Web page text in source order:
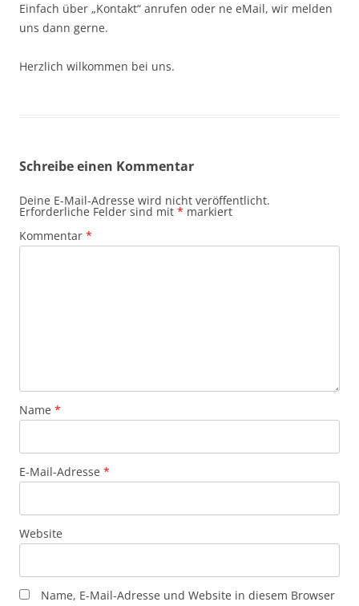
Einfach über „Kontakt“ anrufen oder ne eMail, wir melden
uns dann gerne.
Herzlich wilkommen bei uns.
Schreibe einen Kommentar
Deine E-Mail-Adresse wird nicht veröffentlicht.
Erforderliche Felder sind mit * markiert
Kommentar *
Name *
E-Mail-Adresse *
Website
Name, E-Mail-Adresse und Website in diesem Browser